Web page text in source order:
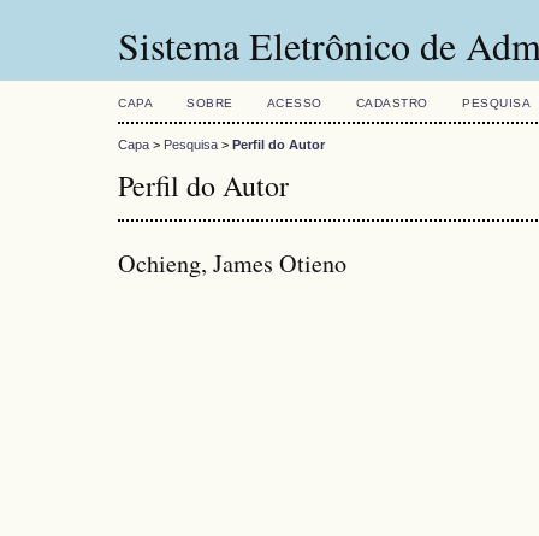
Sistema Eletrônico de
CAPA SOBRE ACESSO CADASTRO PESQUISA
Capa > Pesquisa > Perfil do Autor
Perfil do Autor
Ochieng, James Otieno